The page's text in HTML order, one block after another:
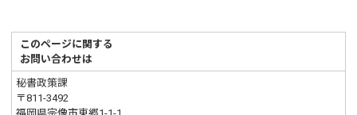
このページに関する
お問い合わせは
秘書政策課
〒811-3492